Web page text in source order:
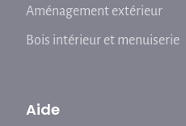
Aménagement extérieur
Bois intérieur et menuiserie
Aide